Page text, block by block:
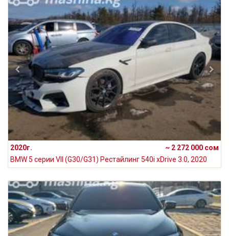
2020г.
~ 2 272 000 сом
BMW 5 серии VII (G30/G31) Рестайлинг 540i xDrive 3.0, 2020